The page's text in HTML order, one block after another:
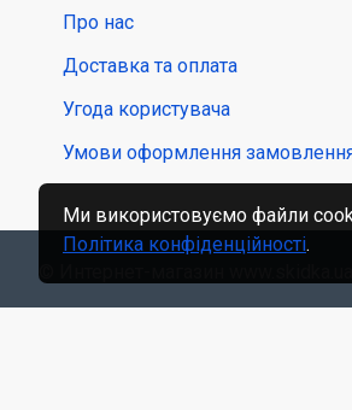
Про нас
Доставка та оплата
Угода користувача
Умови оформлення
Ми використовуємо файли
Політика конфіденційності.